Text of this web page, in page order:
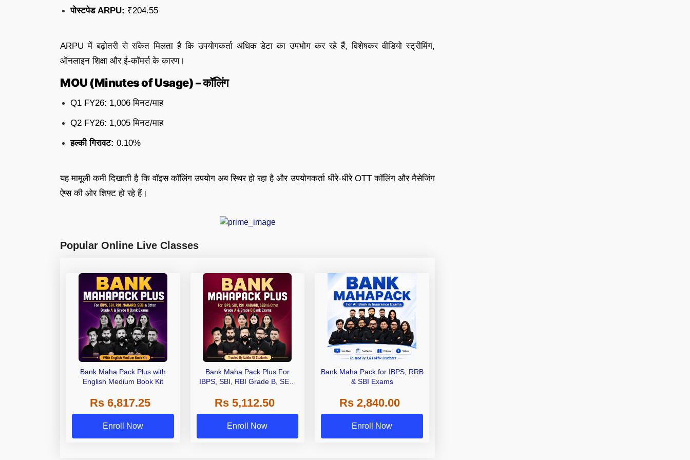
पोस्टपेड ARPU: ₹204.55
ARPU में बढ़ोतरी से संकेत मिलता है कि उपयोगकर्ता अधिक डेटा का उपभोग कर रहे हैं, विशेषकर वीडियो स्ट्रीमिंग,
ऑनलाइन शिक्षा और ई-कॉमर्स के कारण।
MOU (Minutes of Usage) – कॉलिंग
Q1 FY26: 1,006 मिनट/माह
Q2 FY26: 1,005 मिनट/माह
हल्की गिरावट: 0.10%
यह मामूली कमी दिखाती है कि वॉइस कॉलिंग उपयोग अब स्थिर हो रहा है और उपयोगकर्ता धीरे-धीरे OTT कॉलिंग और मैसेजिंग
ऐप्स की ओर शिफ्ट हो रहे हैं।
Popular Online Live Classes
Bank Maha Pack Plus with
English Medium Book Kit
Rs 6,817.25
Enroll Now
Bank Maha Pack Plus For
IBPS, SBI, RBI Grade B, SEBI
Other Grade A & Grade B Bank
Exams
Rs 5,112.50
Enroll Now
Bank Maha Pack for IBPS, RRB
& SBI Exams
Rs 2,840.00
Enroll Now